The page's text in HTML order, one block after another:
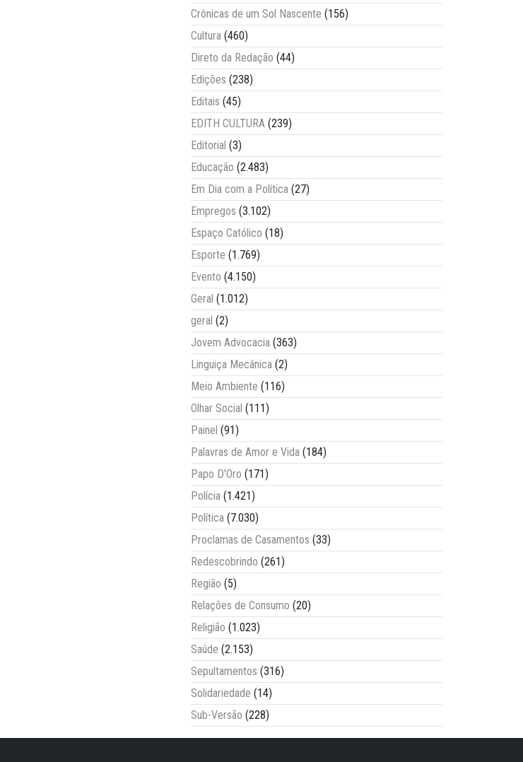
Crônicas de um Sol Nascente (156)
Cultura (460)
Direto da Redação (44)
Edições (238)
Editais (45)
EDITH CULTURA (239)
Editorial (3)
Educação (2.483)
Em Dia com a Política (27)
Empregos (3.102)
Espaço Católico (18)
Esporte (1.769)
Evento (4.150)
Geral (1.012)
geral (2)
Jovem Advocacia (363)
Linguiça Mecânica (2)
Meio Ambiente (116)
Olhar Social (111)
Painel (91)
Palavras de Amor e Vida (184)
Papo D'Oro (171)
Polícia (1.421)
Política (7.030)
Proclamas de Casamentos (33)
Redescobrindo (261)
Região (5)
Relações de Consumo (20)
Religião (1.023)
Saúde (2.153)
Sepultamentos (316)
Solidariedade (14)
Sub-Versão (228)